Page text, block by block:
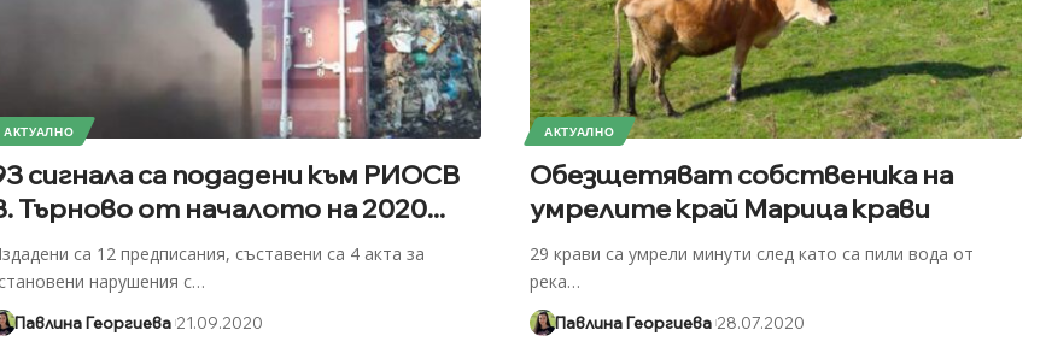
АКТУАЛНО
сигнала са подадени към РИОСВ
Търново от началото на 2020...
са 12 предписания, съставени са 4 акта за
нарушения с…
Павлина Георгиева 21.09.2020
АКТУАЛНО
Обезщетяват собственика на
умрелите край Марица крави
29 крави са умрели минути след като са пили вода от
река…
Павлина Георгиева 28.07.2020